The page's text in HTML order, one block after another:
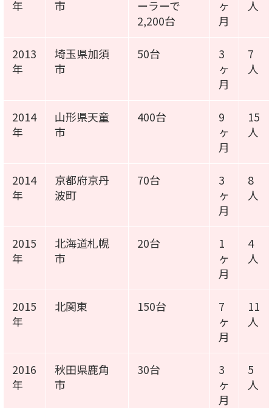
年 市
ーラーで
2,200台
ヶ
月
人
2013
年
埼玉県加須
市
50台
3
ヶ
月
7
人
2014
年
山形県天童
市
400台
9
ヶ
月
15
人
2014
年
京都府京丹
波町
70台
3
ヶ
月
8
人
2015
年
北海道札幌
市
20台
1
ヶ
月
4
人
2015
年
北関東 150台
7
ヶ
月
11
人
2016
年
秋田県鹿角
市
30台
3
ヶ
月
5
人